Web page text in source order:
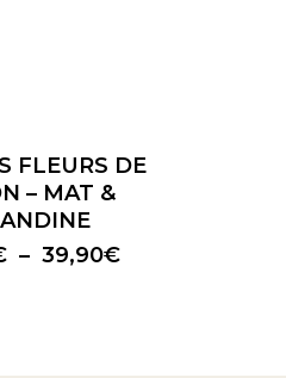
FLEURS DE
– MAT &
– 39,90€Plage